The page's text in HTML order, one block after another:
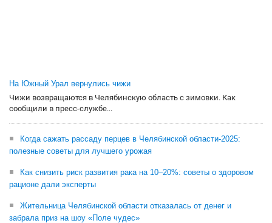
На Южный Урал вернулись чижи
Чижи возвращаются в Челябинскую область с зимовки. Как
сообщили в пресс-службе...
Когда сажать рассаду перцев в Челябинской области-2025:
полезные советы для лучшего урожая
Как снизить риск развития рака на 10–20%: советы о здоровом
рационе дали эксперты
Жительница Челябинской области отказалась от денег и
забрала приз на шоу «Поле чудес»